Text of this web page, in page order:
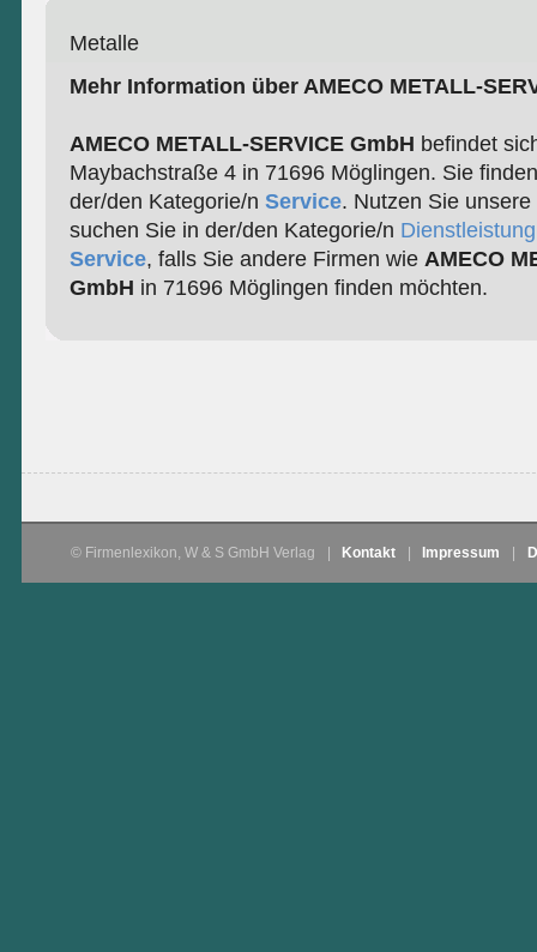
Metalle
Mehr Information über AMECO METALL-
AMECO METALL-SERVICE GmbH befindet
Maybachstraße 4 in 71696 Möglingen. Sie
der/den Kategorie/n Service. Nutzen Sie
suchen Sie in der/den Kategorie/n
Service, falls Sie andere Firmen wie AMECO
GmbH in 71696 Möglingen finden möchten.
© Firmenlexikon, W & S GmbH Verlag Kontakt Impressum